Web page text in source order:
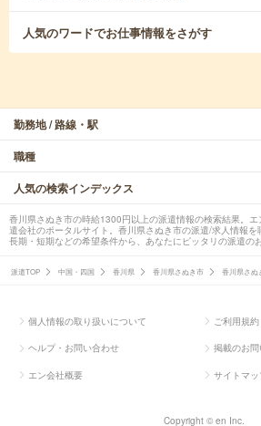
人気のワードでお仕事情報をさがす
勤務地 / 路線・駅
職種
人気の検索インデックス
香川県さぬき市の時給1300円以上の派遣情報の検索結果。
遣会社のポータルサイト。香川県さぬき市の派遣/求人情報を
長期・短期などの希望条件から、あなたにピッタリの派遣の
派遣TOP 中国・四国 香川県 香川県さぬき市 香川県さぬ
個人情報の取り扱いについて ご利用規約
ヘルプ・お問い合わせ 掲載のお
エン会社概要 サイトマ
Copyright © en Inc.